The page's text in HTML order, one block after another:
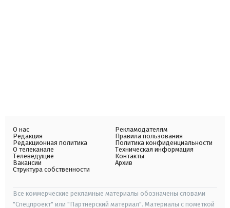
О нас
Редакция
Редакционная политика
О телеканале
Телеведущие
Вакансии
Структура собственности
Рекламодателям
Правила пользования
Политика конфиденциальности
Техническая информация
Контакты
Архив
Все коммерческие рекламные материалы обозначены словами
"Спецпроект" или "Партнерский материал". Материалы с пометкой